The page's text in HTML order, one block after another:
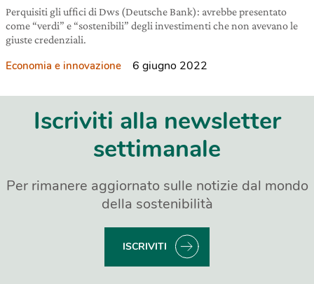
Perquisiti gli uffici di Dws (Deutsche Bank): avrebbe presentato
come “verdi” e “sostenibili” degli investimenti che non avevano le
giuste credenziali.
Economia e innovazione 6 giugno 2022
Iscriviti alla newsletter
settimanale
Per rimanere aggiornato sulle notizie dal mondo
della sostenibilità
ISCRIVITI